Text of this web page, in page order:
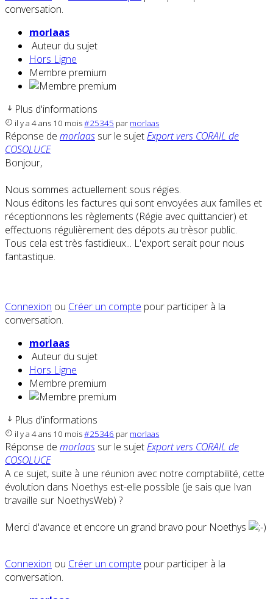
conversation.
morlaas
Auteur du sujet
Hors Ligne
Membre premium
Plus d'informations
il y a 4 ans 10 mois#25345 par morlaas
Réponse de morlaas sur le sujetExport vers CORAIL de
COSOLUCE
Bonjour,
Nous sommes actuellement sous régies.
Nous éditons les factures qui sont envoyées aux familles et
réceptionnons les règlements (Régie avec quittancier) et
effectuons régulièrement des dépots au trèsor public.
Tous cela est très fastidieux... L'export serait pour nous
fantastique.
Connexion ou Créer un compte pour participer à la
conversation.
morlaas
Auteur du sujet
Hors Ligne
Membre premium
Plus d'informations
il y a 4 ans 10 mois#25346 par morlaas
Réponse de morlaas sur le sujetExport vers CORAIL de
COSOLUCE
A ce sujet, suite à une réunion avec notre comptabilité, cette
évolution dans Noethys est-elle possible (je sais que Ivan
travaille sur NoethysWeb) ?
Merci d'avance et encore un grand bravo pour Noethys
Connexion ou Créer un compte pour participer à la
conversation.